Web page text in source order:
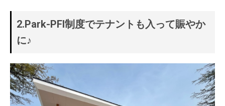
2.Park-PFI制度でテナントも入って賑やか
に♪